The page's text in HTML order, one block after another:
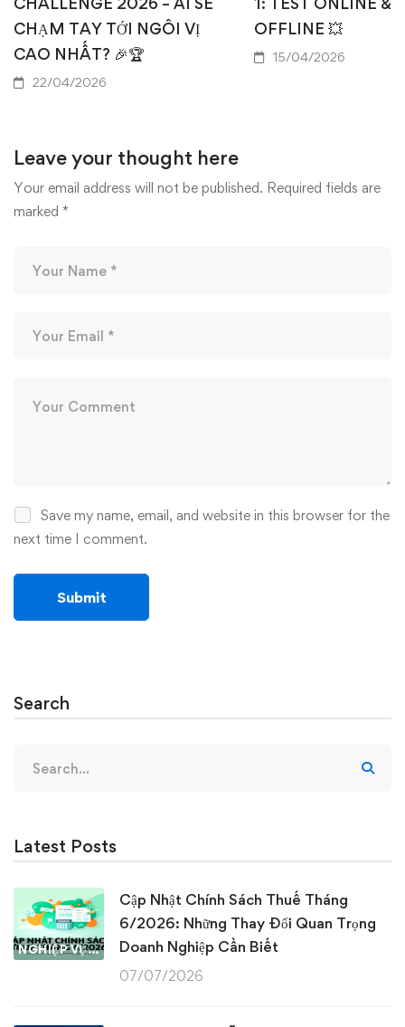
CHẠM TAY TỚI NGÔI VỊ
CAO NHẤT? 🎉🏆
22/04/2026
OFFLINE 💥
15/04/2026
Leave your thought here
Your email address will not be published. Required fields are
marked *
Save my name, email, and website in this browser for the
next time I comment.
Search
for:
Latest Posts
NGHIỆP VỤ KẾ TOÁN & THUẾ
Cập Nhật Chính Sách Thuế Tháng
6/2026: Những Thay Đổi Quan Trọng
Doanh Nghiệp Cần Biết
07/07/2026